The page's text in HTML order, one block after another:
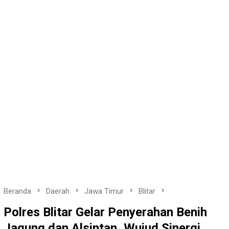
Beranda Daerah Jawa Timur Blitar
Polres Blitar Gelar Penyerahan Benih